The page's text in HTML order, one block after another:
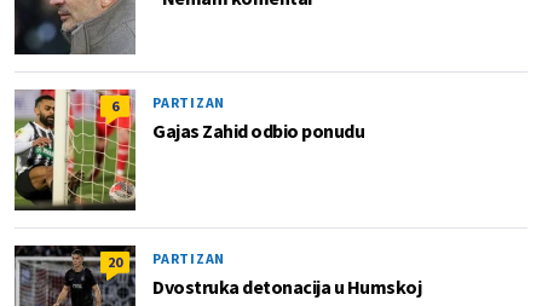
6 PARTIZAN
Gajas Zahid odbio ponudu
20 PARTIZAN
Dvostruka detonacija u Humskoj